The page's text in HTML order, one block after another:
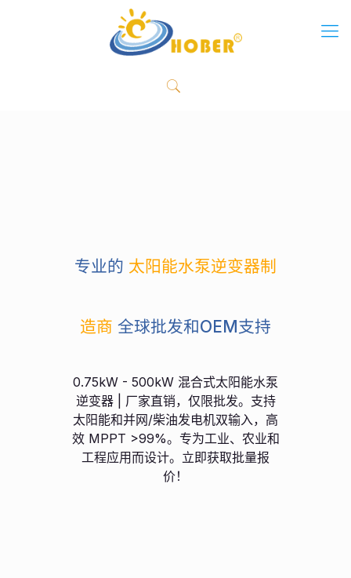
专业的 太阳能水泵逆变器制
造商 全球批发和OEM支持
0.75kW - 500kW 混合式太阳能水泵
逆变器 | 厂家直销，仅限批发。支持
太阳能和并网/柴油发电机双输入，高
效 MPPT >99%。专为工业、农业和
工程应用而设计。立即获取批量报
价！